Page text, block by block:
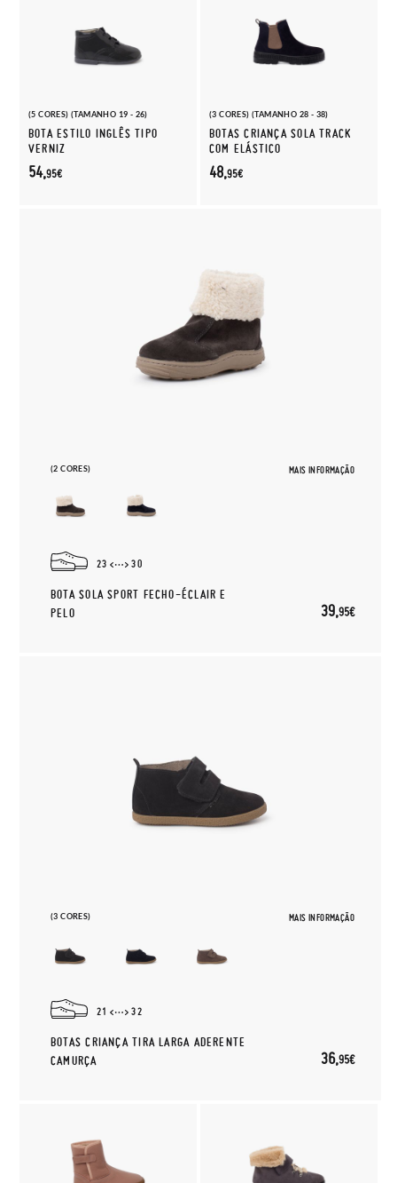
(5 CORES) (TAMANHO 19 - 26)
BOTA ESTILO INGLÊS TIPO
VERNIZ
54,95€
(3 CORES) (TAMANHO 28 - 38)
BOTAS CRIANÇA SOLA TRACK
COM ELÁSTICO
48,95€
(2 CORES) MAIS INFORMAÇÃO
23 30
BOTA SOLA SPORT FECHO-ÉCLAIR E
PELO
39,95€
(3 CORES) MAIS INFORMAÇÃO
21 32
BOTAS CRIANÇA TIRA LARGA ADERENTE
CAMURÇA
36,95€